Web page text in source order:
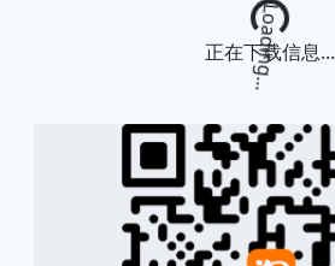
正在下载信息...